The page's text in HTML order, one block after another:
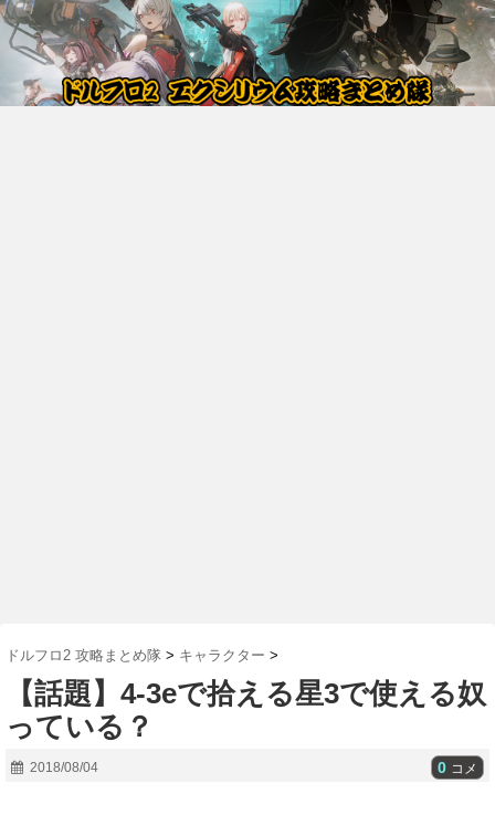
ドルフロ2 攻略まとめ隊 > キャラクター >
【話題】4-3eで拾える星3で使える奴
っている？
2018/08/04 0 コメ